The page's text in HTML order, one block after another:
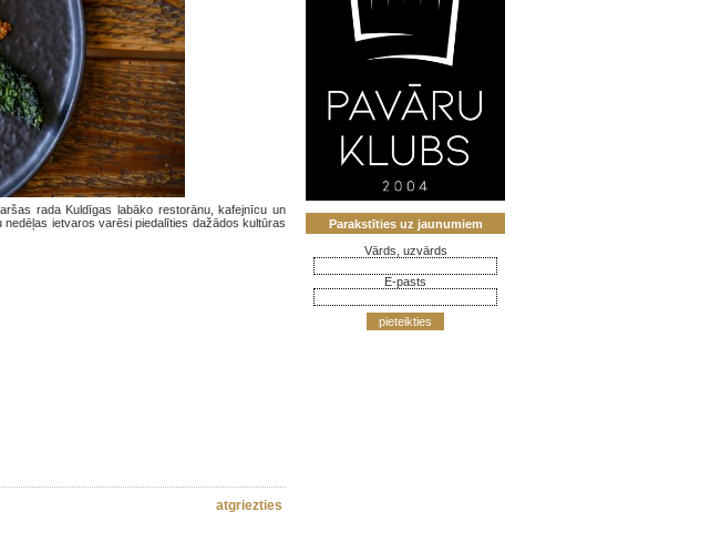
rada Kuldīgas labāko restorānu, kafejnīcu un
ietvaros varēsi piedalīties dažādos kultūras
atgriezties
Parakstīties uz jaunumiem
Vārds, uzvārds
E-pasts
pieteikties